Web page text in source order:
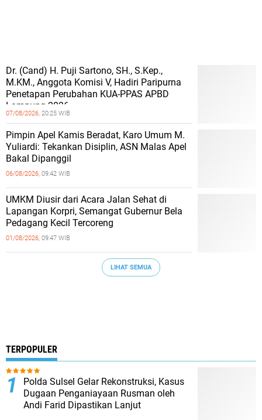
Dr. (Cand) H. Puji Sartono, SH., S.Kep.,
M.KM., Anggota Komisi V, Hadiri Paripurna
Penetapan Perubahan KUA-PPAS APBD
Lampung 2026
07/08/2026, 20:25 WIB
Pimpin Apel Kamis Beradat, Karo Umum M.
Yuliardi: Tekankan Disiplin, ASN Malas Apel
Bakal Dipanggil
06/08/2026, 09:42 WIB
UMKM Diusir dari Acara Jalan Sehat di
Lapangan Korpri, Semangat Gubernur Bela
Pedagang Kecil Tercoreng
01/08/2026, 09:47 WIB
LIHAT SEMUA
TERPOPULER
Polda Sulsel Gelar Rekonstruksi, Kasus
Dugaan Penganiayaan Rusman oleh
Andi Farid Dipastikan Lanjut